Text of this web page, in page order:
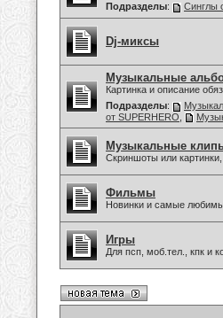
Подразделы: Синглы
Dj-миксы
Музыкальные
Картинка и описание
Подразделы:
от SUPERHERO
Музыкальные
Скриншоты или
Фильмы
Новинки и самые
Игры
Для псп, моб.тел., кпк и